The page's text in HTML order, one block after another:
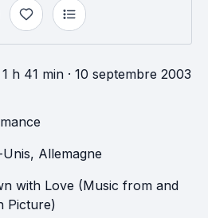
1 h 41 min · 10 septembre 2003
Unis, Allemagne
with Love (Music from and
Picture)